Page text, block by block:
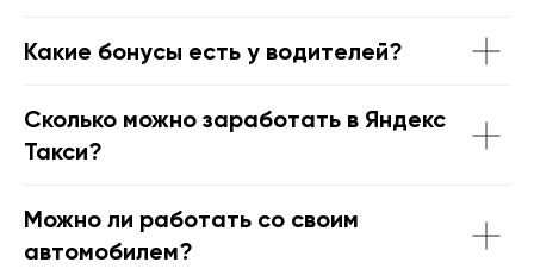
Какие бонусы есть у водителей?
Сколько можно заработать в Яндекс
Такси?
Можно ли работать со своим
автомобилем?